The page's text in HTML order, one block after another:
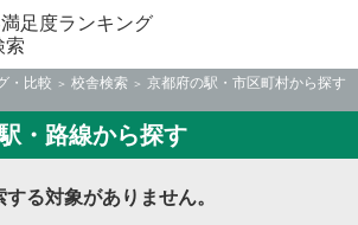
足度ランキング
索
・比較 校舎検索
京都府の駅・市区町村から探す
・路線から探す
する対象がありません。